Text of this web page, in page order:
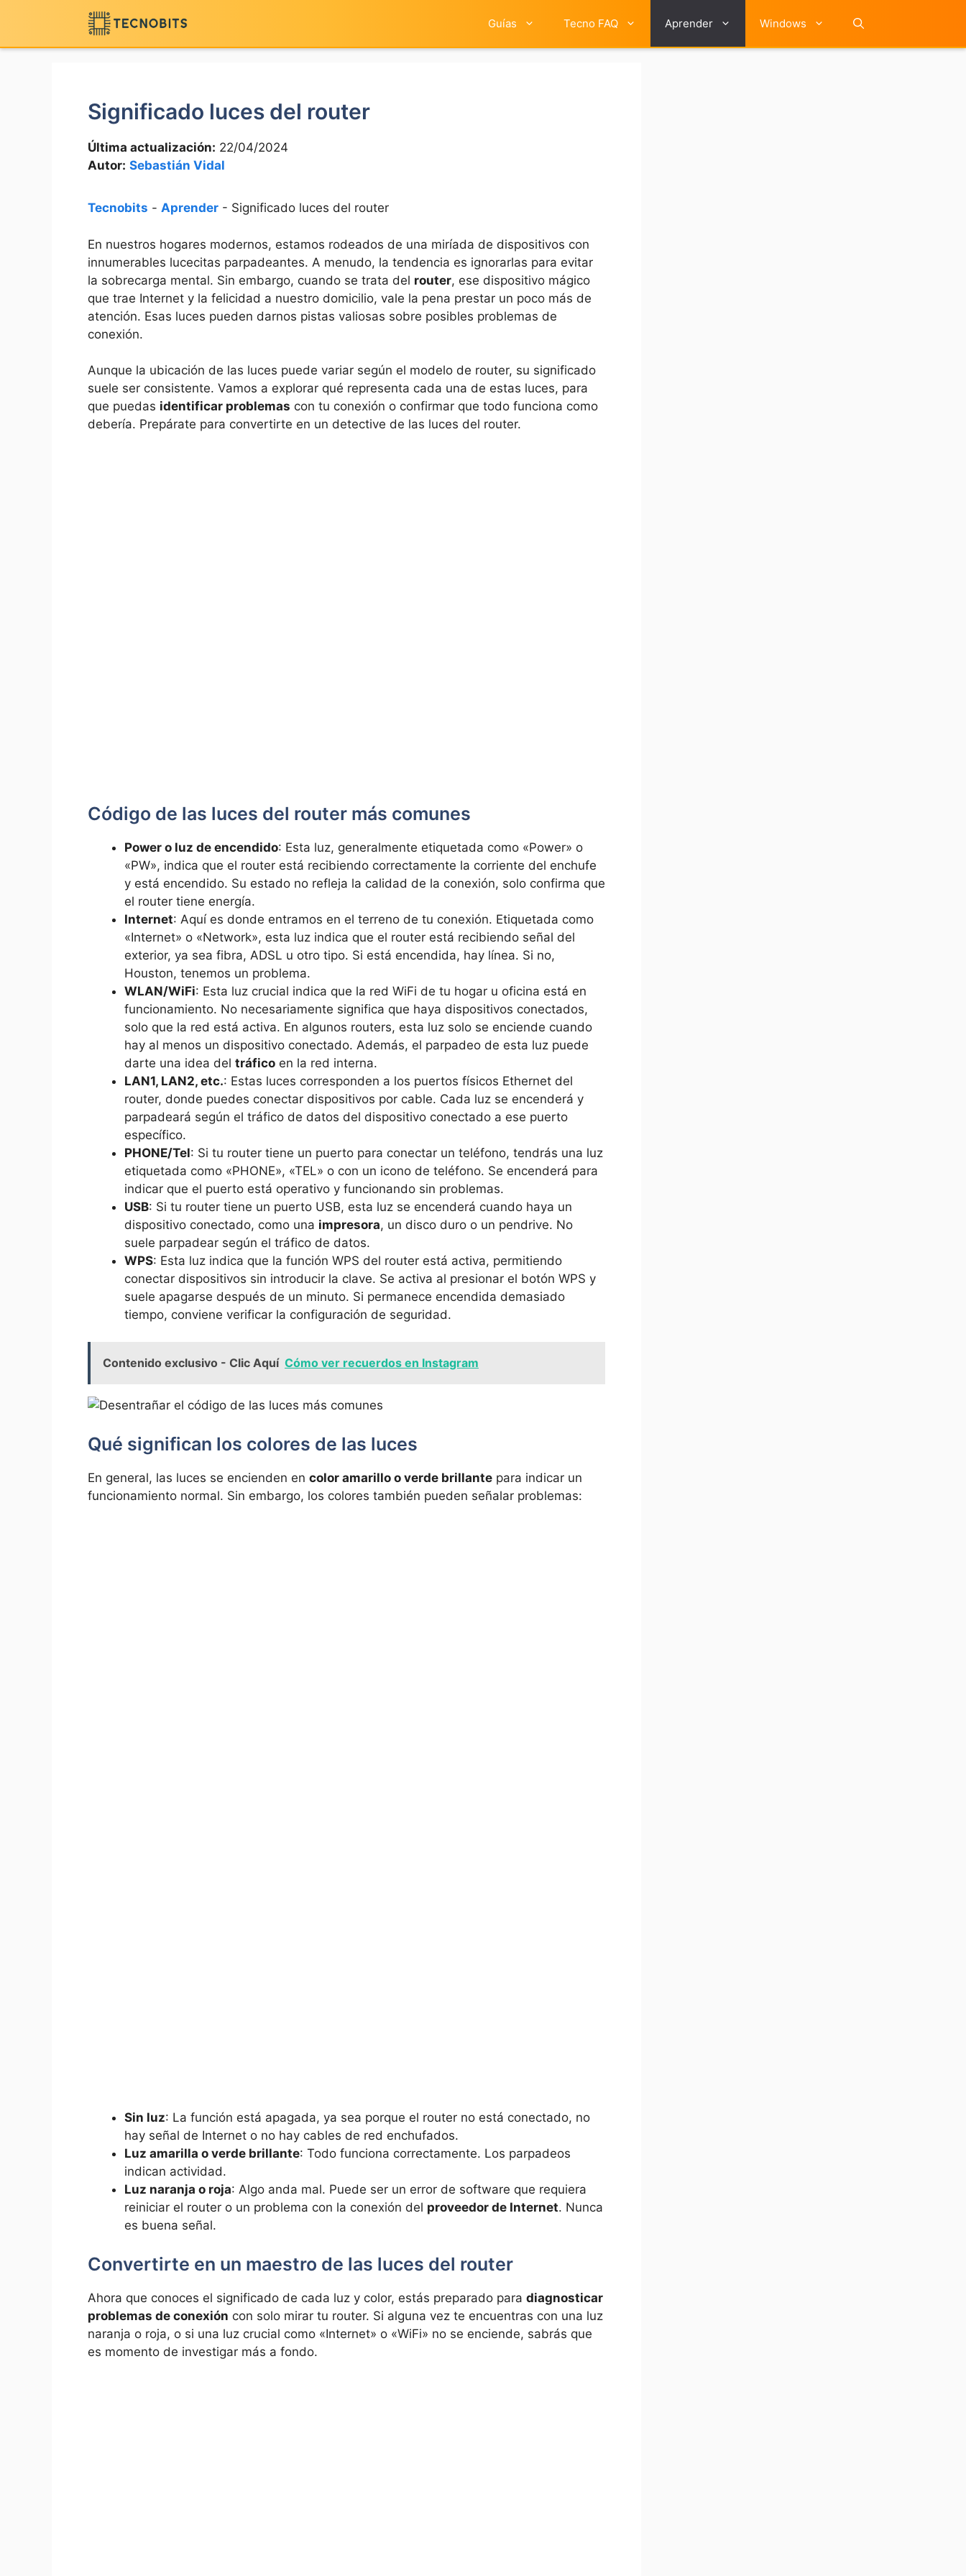
contenido
Guías Tecno FAQ Aprender Windows
Significado luces del router
Última actualización: 22/04/2024
Autor: Sebastián Vidal
Tecnobits - Aprender - Significado luces del router
En nuestros hogares modernos, estamos rodeados de una miríada de dispositivos con
innumerables lucecitas parpadeantes. A menudo, la tendencia es ignorarlas para evitar
la sobrecarga mental. Sin embargo, cuando se trata del router, ese dispositivo mágico
que trae Internet y la felicidad a nuestro domicilio, vale la pena prestar un poco más de
atención. Esas luces pueden darnos pistas valiosas sobre posibles problemas de
conexión.
Aunque la ubicación de las luces puede variar según el modelo de router, su significado
suele ser consistente. Vamos a explorar qué representa cada una de estas luces, para
que puedas identificar problemas con tu conexión o confirmar que todo funciona como
debería. Prepárate para convertirte en un detective de las luces del router.
Código de las luces del router más comunes
Power o luz de encendido: Esta luz, generalmente etiquetada como «Power» o
«PW», indica que el router está recibiendo correctamente la corriente del enchufe
y está encendido. Su estado no refleja la calidad de la conexión, solo confirma que
el router tiene energía.
Internet: Aquí es donde entramos en el terreno de tu conexión. Etiquetada como
«Internet» o «Network», esta luz indica que el router está recibiendo señal del
exterior, ya sea fibra, ADSL u otro tipo. Si está encendida, hay línea. Si no,
Houston, tenemos un problema.
WLAN/WiFi: Esta luz crucial indica que la red WiFi de tu hogar u oficina está en
funcionamiento. No necesariamente significa que haya dispositivos conectados,
solo que la red está activa. En algunos routers, esta luz solo se enciende cuando
hay al menos un dispositivo conectado. Además, el parpadeo de esta luz puede
darte una idea del tráfico en la red interna.
LAN1, LAN2, etc.: Estas luces corresponden a los puertos físicos Ethernet del
router, donde puedes conectar dispositivos por cable. Cada luz se encenderá y
parpadeará según el tráfico de datos del dispositivo conectado a ese puerto
específico.
PHONE/Tel: Si tu router tiene un puerto para conectar un teléfono, tendrás una luz
etiquetada como «PHONE», «TEL» o con un icono de teléfono. Se encenderá para
indicar que el puerto está operativo y funcionando sin problemas.
USB: Si tu router tiene un puerto USB, esta luz se encenderá cuando haya un
dispositivo conectado, como una impresora, un disco duro o un pendrive. No
suele parpadear según el tráfico de datos.
WPS: Esta luz indica que la función WPS del router está activa, permitiendo
conectar dispositivos sin introducir la clave. Se activa al presionar el botón WPS y
suele apagarse después de un minuto. Si permanece encendida demasiado
tiempo, conviene verificar la configuración de seguridad.
Contenido exclusivo - Clic Aquí Cómo ver recuerdos en Instagram
Qué significan los colores de las luces
En general, las luces se encienden en color amarillo o verde brillante para indicar un
funcionamiento normal. Sin embargo, los colores también pueden señalar problemas:
Sin luz: La función está apagada, ya sea porque el router no está conectado, no
hay señal de Internet o no hay cables de red enchufados.
Luz amarilla o verde brillante: Todo funciona correctamente. Los parpadeos
indican actividad.
Luz naranja o roja: Algo anda mal. Puede ser un error de software que requiera
reiniciar el router o un problema con la conexión del proveedor de Internet. Nunca
es buena señal.
Convertirte en un maestro de las luces del router
Ahora que conoces el significado de cada luz y color, estás preparado para diagnosticar
problemas de conexión con solo mirar tu router. Si alguna vez te encuentras con una luz
naranja o roja, o si una luz crucial como «Internet» o «WiFi» no se enciende, sabrás que
es momento de investigar más a fondo.